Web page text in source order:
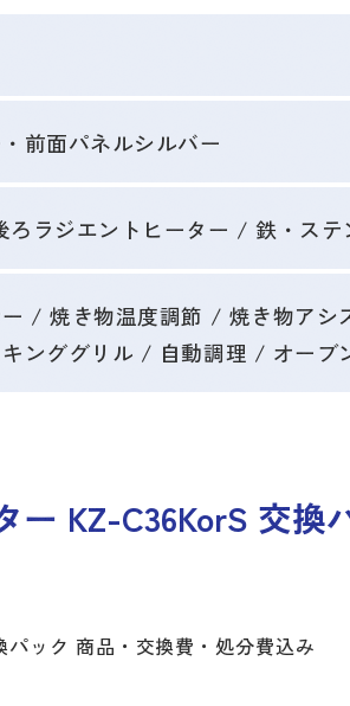
前面パネルシルバー
ろラジエントヒーター / 鉄・ステ
ー / 焼き物温度調節 / 焼き物ア
キンググリル / 自動調理 / オー
KZ-C36KorS 交換
ック 商品・交換費・処分費込み